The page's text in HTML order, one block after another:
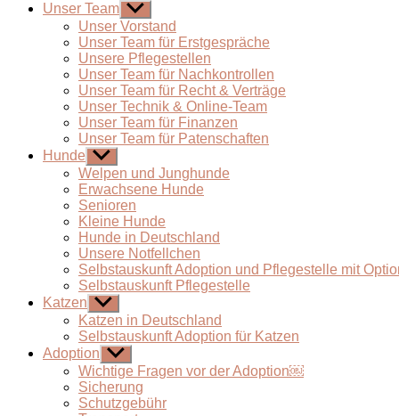
Unser Team Untermenü
anzeigen
Unser Vorstand
Unser Team für Erstgespräche
Unsere Pflegestellen
Unser Team für Nachkontrollen
Unser Team für Recht & Verträge
Unser Technik & Online-Team
Unser Team für Finanzen
Unser Team für Patenschaften
Hunde Untermenü
anzeigen
Welpen und Junghunde
Erwachsene Hunde
Senioren
Kleine Hunde
Hunde in Deutschland
Unsere Notfellchen
Selbstauskunft Adoption und Pflegestelle mit
Selbstauskunft Pflegestelle
Katzen Untermenü
anzeigen
Katzen in Deutschland
Selbstauskunft Adoption für Katzen
Adoption Untermenü
anzeigen
Wichtige Fragen vor der Adoption￼
Sicherung
Schutzgebühr